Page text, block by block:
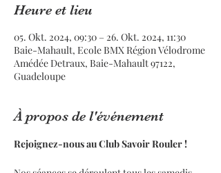
Heure et lieu
05. Okt. 2024, 09:30 – 26. Okt. 2024, 11:30
Baie-Mahault, Ecole BMX Région Vélodrome
Amédée Detraux, Baie-Mahault 97122,
Guadeloupe
À propos de l'événement
Rejoignez-nous au Club Savoir Rouler !